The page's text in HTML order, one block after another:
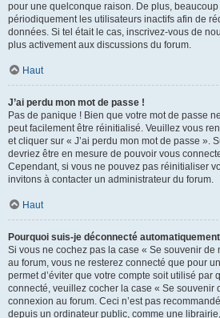
pour une quelconque raison. De plus,
périodiquement les utilisateurs inactifs afin de
données. Si tel était le cas, inscrivez-vous de
plus activement aux discussions du forum.
Haut
J’ai perdu mon mot de passe !
Pas de panique ! Bien que votre mot de passe
peut facilement être réinitialisé. Veuillez vous
et cliquer sur « J’ai perdu mon mot de passe ».
devriez être en mesure de pouvoir vous
Cependant, si vous ne pouvez pas réinitialiser
invitons à contacter un administrateur du forum.
Haut
Pourquoi suis-je déconnecté
Si vous ne cochez pas la case « Se souvenir de
au forum, vous ne resterez connecté que pour
permet d’éviter que votre compte soit utilisé par
connecté, veuillez cocher la case « Se souvenir
connexion au forum. Ceci n’est pas
depuis un ordinateur public, comme une